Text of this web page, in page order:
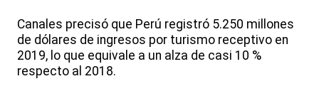
Canales precisó que Perú registró 5.250 millones
de dólares de ingresos por turismo receptivo en
2019, lo que equivale a un alza de casi 10 %
respecto al 2018.